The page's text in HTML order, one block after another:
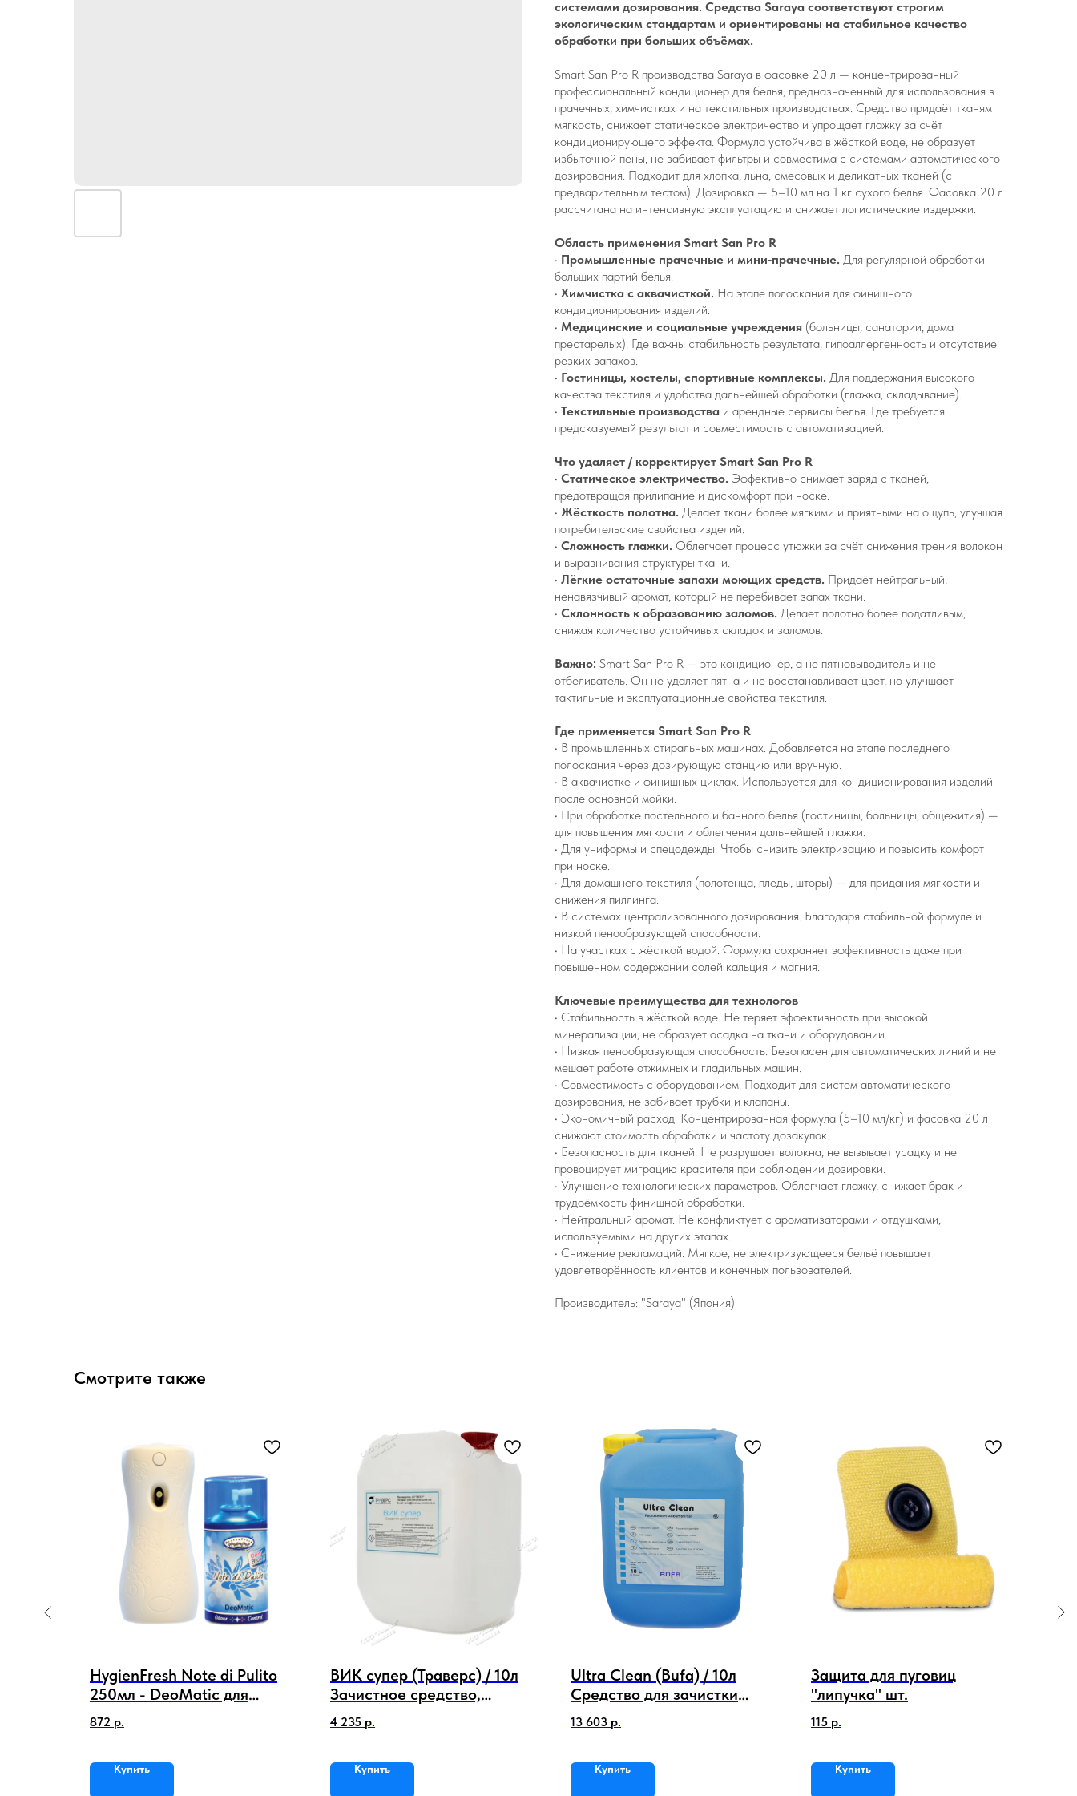
системами дозирования. Средства Saraya соответствуют строгим
экологическим стандартам и ориентированы на стабильное качество
обработки при больших объёмах.
Smart San Pro R производства Saraya в фасовке 20 л — концентрированный
профессиональный кондиционер для белья, предназначенный для использования в
прачечных, химчистках и на текстильных производствах. Средство придаёт тканям
мягкость, снижает статическое электричество и упрощает глажку за счёт
кондиционирующего эффекта. Формула устойчива в жёсткой воде, не образует
избыточной пены, не забивает фильтры и совместима с системами автоматического
дозирования. Подходит для хлопка, льна, смесовых и деликатных тканей (с
предварительным тестом). Дозировка — 5–10 мл на 1 кг сухого белья. Фасовка 20 л
рассчитана на интенсивную эксплуатацию и снижает логистические издержки.
Область применения Smart San Pro R
• Промышленные прачечные и мини‑прачечные. Для регулярной обработки
больших партий белья.
• Химчистка с аквачисткой. На этапе полоскания для финишного
кондиционирования изделий.
• Медицинские и социальные учреждения (больницы, санатории, дома
престарелых). Где важны стабильность результата, гипоаллергенность и отсутствие
резких запахов.
• Гостиницы, хостелы, спортивные комплексы. Для поддержания высокого
качества текстиля и удобства дальнейшей обработки (глажка, складывание).
• Текстильные производства и арендные сервисы белья. Где требуется
предсказуемый результат и совместимость с автоматизацией.
Что удаляет / корректирует Smart San Pro R
• Статическое электричество. Эффективно снимает заряд с тканей,
предотвращая прилипание и дискомфорт при носке.
• Жёсткость полотна. Делает ткани более мягкими и приятными на ощупь, улучшая
потребительские свойства изделий.
• Сложность глажки. Облегчает процесс утюжки за счёт снижения трения волокон
и выравнивания структуры ткани.
• Лёгкие остаточные запахи моющих средств. Придаёт нейтральный,
ненавязчивый аромат, который не перебивает запах ткани.
• Склонность к образованию заломов. Делает полотно более податливым,
снижая количество устойчивых складок и заломов.
Важно: Smart San Pro R — это кондиционер, а не пятновыводитель и не
отбеливатель. Он не удаляет пятна и не восстанавливает цвет, но улучшает
тактильные и эксплуатационные свойства текстиля.
Где применяется Smart San Pro R
• В промышленных стиральных машинах. Добавляется на этапе последнего
полоскания через дозирующую станцию или вручную.
• В аквачистке и финишных циклах. Используется для кондиционирования изделий
после основной мойки.
• При обработке постельного и банного белья (гостиницы, больницы, общежития) —
для повышения мягкости и облегчения дальнейшей глажки.
• Для униформы и спецодежды. Чтобы снизить электризацию и повысить комфорт
при носке.
• Для домашнего текстиля (полотенца, пледы, шторы) — для придания мягкости и
снижения пиллинга.
• В системах централизованного дозирования. Благодаря стабильной формуле и
низкой пенообразующей способности.
• На участках с жёсткой водой. Формула сохраняет эффективность даже при
повышенном содержании солей кальция и магния.
Ключевые преимущества для технологов
• Стабильность в жёсткой воде. Не теряет эффективность при высокой
минерализации, не образует осадка на ткани и оборудовании.
• Низкая пенообразующая способность. Безопасен для автоматических линий и не
мешает работе отжимных и гладильных машин.
• Совместимость с оборудованием. Подходит для систем автоматического
дозирования, не забивает трубки и клапаны.
• Экономичный расход. Концентрированная формула (5–10 мл/кг) и фасовка 20 л
снижают стоимость обработки и частоту дозакупок.
• Безопасность для тканей. Не разрушает волокна, не вызывает усадку и не
провоцирует миграцию красителя при соблюдении дозировки.
• Улучшение технологических параметров. Облегчает глажку, снижает брак и
трудоёмкость финишной обработки.
• Нейтральный аромат. Не конфликтует с ароматизаторами и отдушками,
используемыми на других этапах.
• Снижение рекламаций. Мягкое, не электризующееся бельё повышает
удовлетворённость клиентов и конечных пользователей.
Производитель: "Saraya" (Япония)
Смотрите также
HygienFresh Note di Pulito
250мл - DeoMatic для
диспенсера
872 р.
Купить
ВИК супер (Траверс) / 10л
Зачистное средство,
усилитель химической
чистки
4 235 р.
Купить
Ultra Clean (Bufa) / 10л
Средство для зачистки
особо загрязненных
изделий
13 603 р.
Купить
Защита для пуговиц
"липучка" шт.
115 р.
Купить